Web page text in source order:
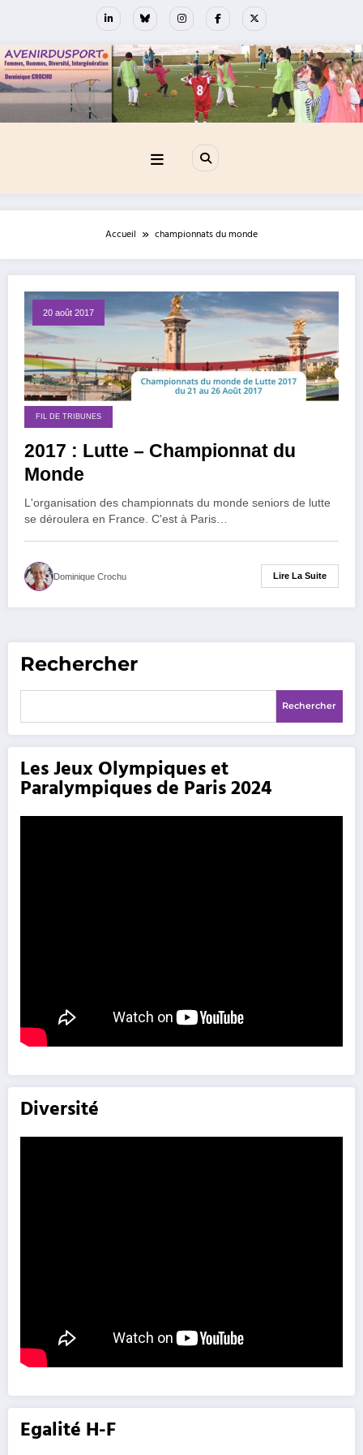
Accueil championnats du monde
20 août 2017
FIL DE TRIBUNES
2017 : Lutte – Championnat du
Monde
L'organisation des championnats du monde seniors de lutte
se déroulera en France. C'est à Paris…
Dominique Crochu Lire La Suite
Rechercher
Rechercher
Les Jeux Olympiques et
Paralympiques de Paris 2024
Diversité
Egalité H-F